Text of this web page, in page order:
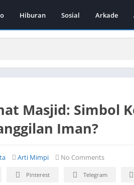
Hiburan Sosial Arkade
Masjid: Simbol
Iman?
Arti Mimpi No Comments
Pinterest Telegram